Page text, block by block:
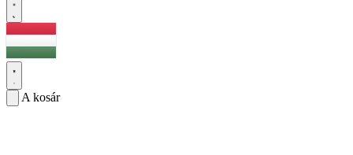
A kosár